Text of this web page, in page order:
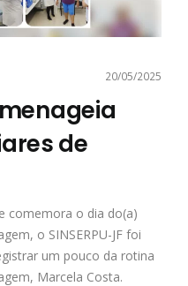
20/05/2025
de
comemora o dia do(a)
o SINSERPU-JF foi
um pouco da rotina
Marcela Costa.